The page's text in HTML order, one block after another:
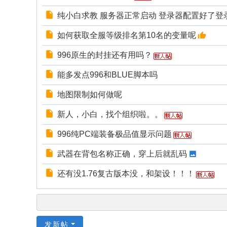
纯小白求教 服务器正常启动 登录器配置好了登
如何获取全服等级排名第10名的变量呢
996原生的封挂还有用吗？
能多发点996和BLUE脚本吗
地图限制如何做呢
新人，小白，找个组织啦。。
996纯PC端装备极品值显示问题
武器在背包名称正确，穿上后就乱码
还有没1.76复古版本没，和架设！！！
发新帖